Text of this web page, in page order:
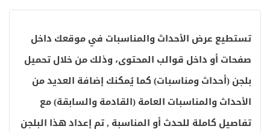
تستطيع عرض الأحداث والمناسبات في موقعك داخل
صفحات أو داخل قوالب المحتوى، وذلك من خلال تحميل
بلجن (أحداث ومناسبات) كما يُمكنك إضافة العديد من
الأحداث والمناسبات العامة (القادمة والسابقة) مع
تفاصيل كاملة للحدث أو المناسبة , تم إعداد هذا البلجن